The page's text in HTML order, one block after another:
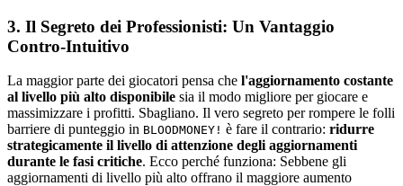
3. Il Segreto dei Professionisti: Un Vantaggio
Contro-Intuitivo
La maggior parte dei giocatori pensa che l'aggiornamento costante
al livello più alto disponibile sia il modo migliore per giocare e
massimizzare i profitti. Sbagliano. Il vero segreto per rompere le folli
barriere di punteggio in BLOODMONEY! è fare il contrario: ridurre
strategicamente il livello di attenzione degli aggiornamenti
durante le fasi critiche. Ecco perché funziona: Sebbene gli
aggiornamenti di livello più alto offrano il maggiore aumento